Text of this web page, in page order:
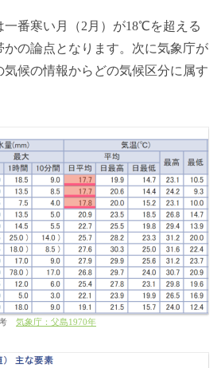
一番寒い月（2月）が18℃を超える
の論点となります。次に気象庁が
候の情報からどの気候区分に属す
気象庁：父島1970年